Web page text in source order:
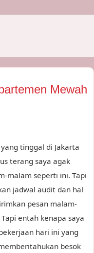
Mewah
tinggal di Jakarta
terang saya agak
malam seperti ini. Tapi
jadwal audit dan hal
pesan malam-
entah kenapa saya
hari ini yang
besok